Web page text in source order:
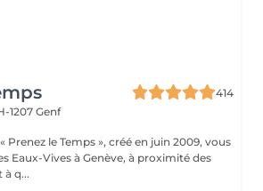
414
1207 Genf
Prenez le Temps », créé en juin 2009, vous
Eaux-Vives à Genève, à proximité des
q...